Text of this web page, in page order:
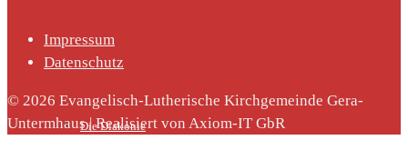
Die Diakonie
Impressum
Datenschutz
© 2026 Evangelisch-Lutherische Kirchgemeinde Gera-
Untermhaus | Realisiert von Axiom-IT GbR